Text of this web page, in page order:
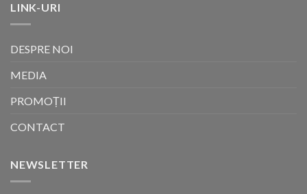
LINK-URI
DESPRE NOI
MEDIA
PROMOȚII
CONTACT
NEWSLETTER